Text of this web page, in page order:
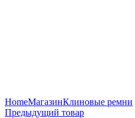
HomeМагазинКлиновые ремни
Предыдущий товар